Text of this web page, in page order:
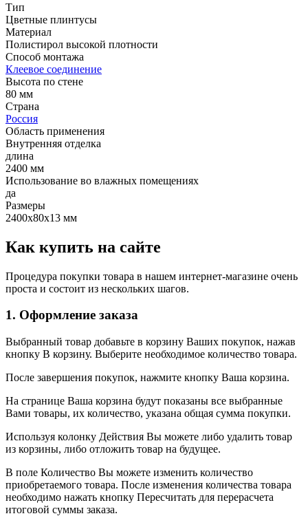
Тип
Цветные плинтусы
Материал
Полистирол высокой плотности
Способ монтажа
Клеевое соединение
Высота по стене
80 мм
Страна
Россия
Область применения
Внутренняя отделка
длина
2400 мм
Использование во влажных помещениях
да
Размеры
2400х80х13 мм
Как купить на сайте
Процедура покупки товара в нашем интернет-магазине очень
проста и состоит из нескольких шагов.
1. Оформление заказа
Выбранный товар добавьте в корзину Ваших покупок, нажав
кнопку В корзину. Выберите необходимое количество товара.
После завершения покупок, нажмите кнопку Ваша корзина.
На странице Ваша корзина будут показаны все выбранные
Вами товары, их количество, указана общая сумма покупки.
Используя колонку Действия Вы можете либо удалить товар
из корзины, либо отложить товар на будущее.
В поле Количество Вы можете изменить количество
приобретаемого товара. После изменения количества товара
необходимо нажать кнопку Пересчитать для перерасчета
итоговой суммы заказа.